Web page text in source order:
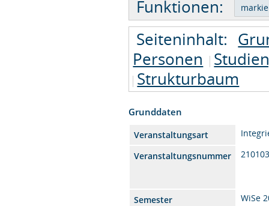
Funktionen:
Seiteninhalt:
Personen
Strukturbaum
Grunddaten
Veranstaltungsart
Veranstaltungsnummer
Semester
WiSe